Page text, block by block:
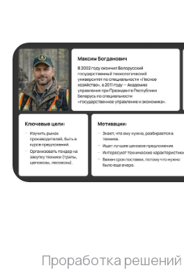
Проработка решений